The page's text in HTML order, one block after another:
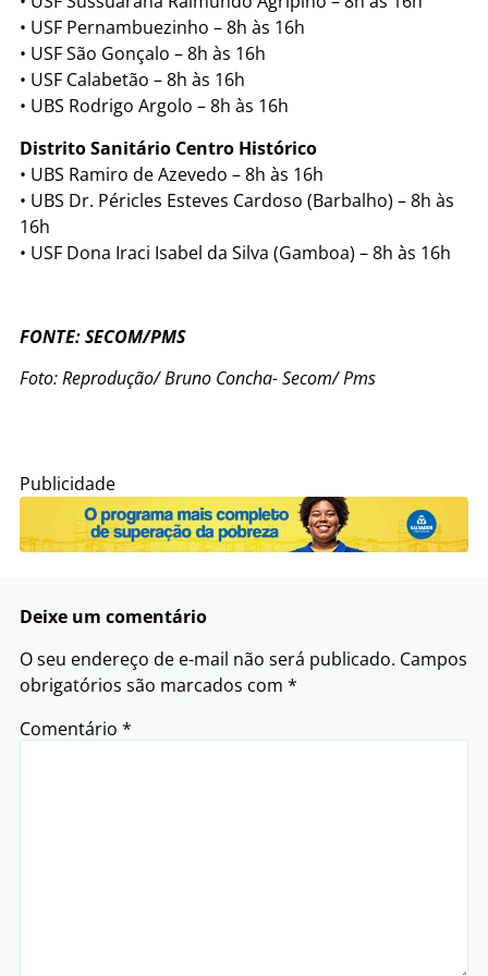
• USF Pernambuezinho – 8h às 16h
• USF São Gonçalo – 8h às 16h
• USF Calabetão – 8h às 16h
• UBS Rodrigo Argolo – 8h às 16h
Distrito Sanitário Centro Histórico
• UBS Ramiro de Azevedo – 8h às 16h
• UBS Dr. Péricles Esteves Cardoso (Barbalho) – 8h às
16h
• USF Dona Iraci Isabel da Silva (Gamboa) – 8h às 16h
FONTE: SECOM/PMS
Foto: Reprodução/ Bruno Concha- Secom/ Pms
Publicidade
Deixe um comentário
O seu endereço de e-mail não será publicado. Campos
obrigatórios são marcados com *
Comentário *